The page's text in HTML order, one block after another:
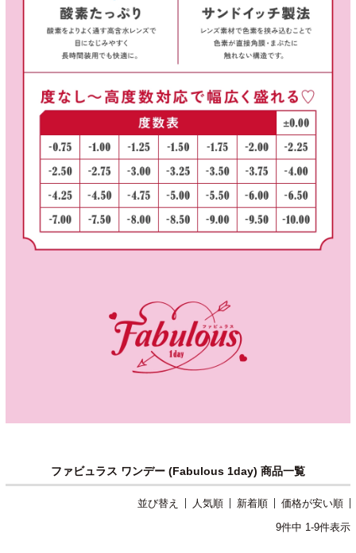
ファビュラス ワンデー (Fabulous 1day) 商品一覧
並び替え 人気順 新着順
価格が安い順
9件中 1 -9件表示